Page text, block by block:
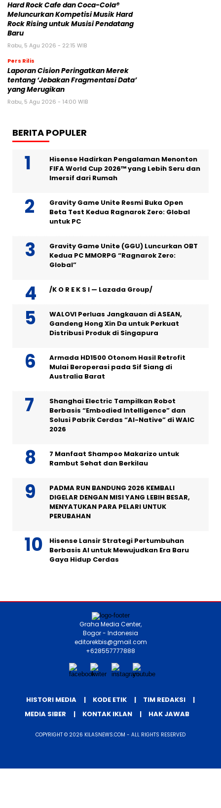
Hard Rock Cafe dan Coca-Cola®
Meluncurkan Kompetisi Musik Hard
Rock Rising untuk Musisi Pendatang
Baru
Rabu, 5 Agu 2026 - 22:15 WIB
Pers Rilis
Laporan Cision Peringatkan Merek
tentang ‘Jebakan Fragmentasi Data’
yang Merugikan
Rabu, 5 Agu 2026 - 14:00 WIB
BERITA POPULER
Hisense Hadirkan Pengalaman Menonton
FIFA World Cup 2026™ yang Lebih Seru dan
Imersif dari Rumah
Gravity Game Unite Resmi Buka Open
Beta Test Kedua Ragnarok Zero: Global
untuk PC
Gravity Game Unite (GGU) Luncurkan OBT
Kedua PC MMORPG “Ragnarok Zero:
Global”
/K O R E K S I — Lazada Group/
WALOVI Perluas Jangkauan di ASEAN,
Gandeng Hong Xin Da untuk Perkuat
Distribusi Produk di Singapura
Armada HD1500 Otonom Hasil Retrofit
Mulai Beroperasi pada Sif Siang di
Australia Barat
Shanghai Electric Tampilkan Robot
Berbasis “Embodied Intelligence” dan
Solusi Pabrik Cerdas “AI-Native” di WAIC
2026
7 Manfaat Shampoo Makarizo untuk
Rambut Sehat dan Berkilau
PADMA RUN BANDUNG 2026 KEMBALI
DIGELAR DENGAN MISI YANG LEBIH BESAR,
MENYATUKAN PARA PELARI UNTUK
PERUBAHAN
Hisense Lansir Strategi Pertumbuhan
Berbasis AI untuk Mewujudkan Era Baru
Gaya Hidup Cerdas
Graha Media Center,
Bogor - Indonesia
editorekbis@gmail.com
+628557777888
HISTORI MEDIA KODE ETIK
TIM REDAKSI
MEDIA SIBER
KONTAK IKLAN HAK JAWAB
COPYRIGHT © 2026 KILASNEWS.COM - ALL RIGHTS RESERVED